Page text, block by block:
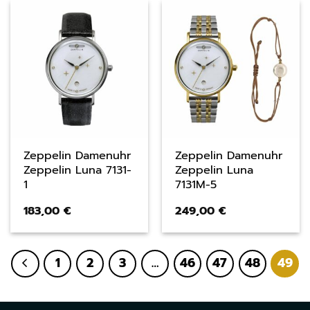
Zeppelin Damenuhr
Zeppelin Luna 7131-
1
183,00€
Zeppelin Damenuhr
Zeppelin Luna
7131M-5
249,00€
1 2 3 … 46 47 48 49